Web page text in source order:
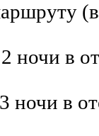
ночи в
ночи в